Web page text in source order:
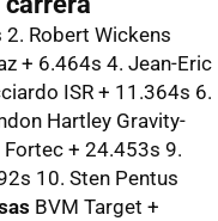
Robert Wickens
+ 6.464s 4. Jean-Eric
ISR + 11.364s 6.
Hartley Gravity-
+ 24.453s 9.
10. Sten Pentus
BVM Target +